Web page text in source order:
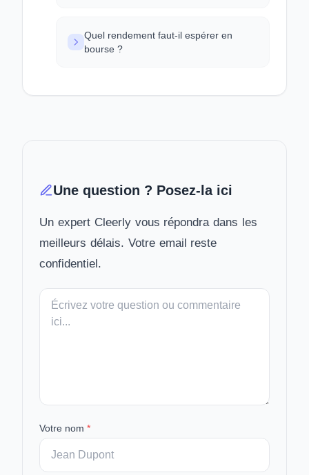
Quel rendement faut-il espérer en
bourse ?
Une question ? Posez-la ici
Un expert Cleerly vous répondra dans les
meilleurs délais. Votre email reste
confidentiel.
Votre
message
Votre nom *